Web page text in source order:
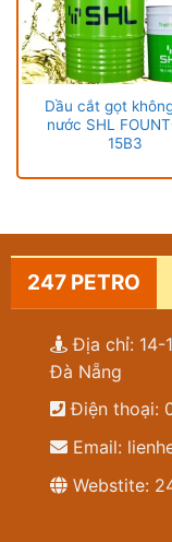
Dầu cắt gọt
nước SHL
15B3
247 PETRO
Địa chỉ: 14-
Đà Nẵng
Điện thoại:
Email:
Webstite: